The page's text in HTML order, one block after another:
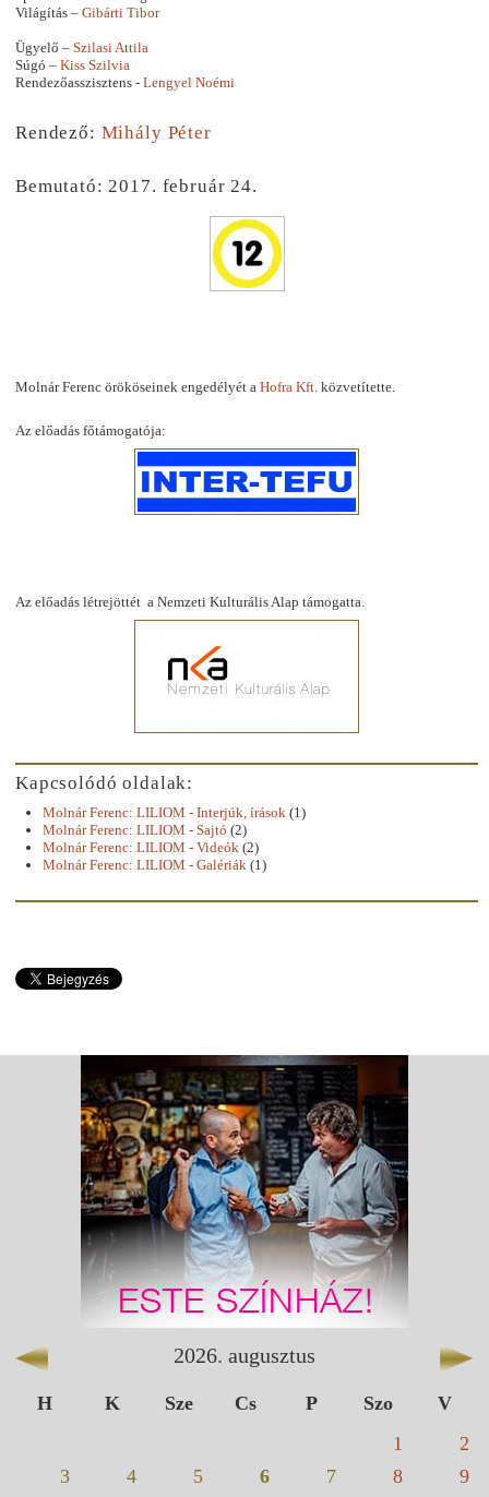
Világítás – Gibárti Tibor
Ügyelő – Szilasi Attila
Súgó – Kiss Szilvia
Rendezőasszisztens - Lengyel Noémi
Rendező: Mihály Péter
Bemutató: 2017. február 24.
Molnár Ferenc örököseinek engedélyét a Hofra Kft. közvetítette.
Az előadás főtámogatója:
Az előadás létrejöttét a Nemzeti Kulturális Alap támogatta.
Kapcsolódó oldalak:
Molnár Ferenc: LILIOM - Interjúk, írások (1)
Molnár Ferenc: LILIOM - Sajtó (2)
Molnár Ferenc: LILIOM - Videók (2)
Molnár Ferenc: LILIOM - Galériák (1)
2026. augusztus
H K Sze Cs P Szo
V
1
2
3
4 5 6 7 8
9